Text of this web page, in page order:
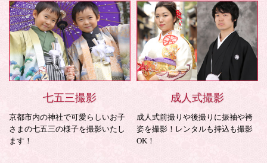
七五三撮影
京都市内の神社で可愛らしいお子
さまの七五三の様子を撮影いたし
ます！
成人式撮影
成人式前撮りや後撮りに振袖や袴
姿を撮影！レンタルも持込も撮影
OK！